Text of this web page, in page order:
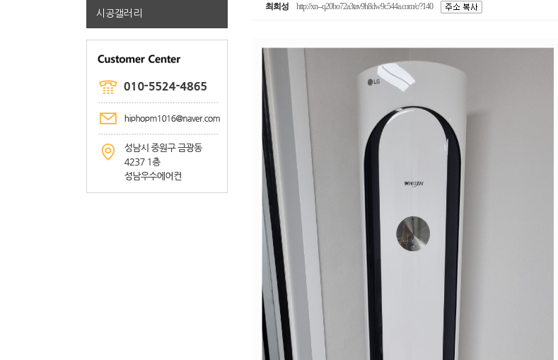
시공갤러리
최희성http://xn--q20bo72a3tav9h8dw9c544a.com/c/?140